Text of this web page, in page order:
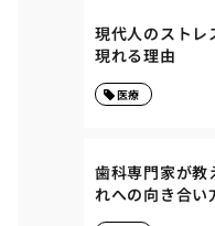
現代人のストレ
現れる理由
医療
歯科専門家が教
れへの向き合い